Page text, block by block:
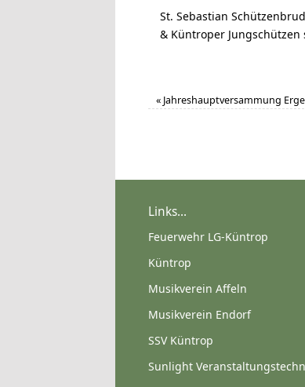
St. Sebastian
& Küntroper Jungschützen
«Jahreshauptversammung
Links...
Feuerwehr LG-Küntrop
Küntrop
Musikverein Affeln
Musikverein Endorf
SSV Küntrop
Sunlight